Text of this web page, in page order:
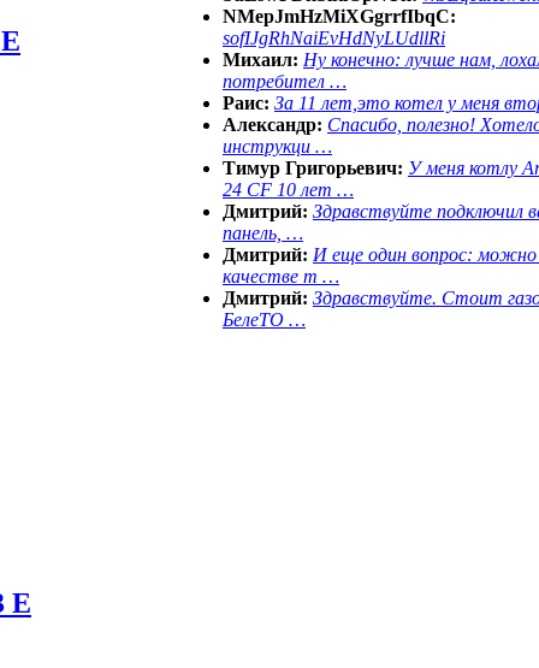
E
NMepJmHzMiXGgrrfIbqC:
sofIJgRhNaiEvHdNyLUdllRi
Михаил: Ну конечно: лучше нам,
потребител …
Раис: За 11 лет,это котел у меня
Александр: Спасибо, полезно!
инструкци …
Тимур Григорьевич: У меня котлу
24 CF 10 лет …
Дмитрий: Здравствуйте подключил
панель, …
Дмитрий: И еще один вопрос: можно
качестве т …
Дмитрий: Здравствуйте. Стоит
БелеТО …